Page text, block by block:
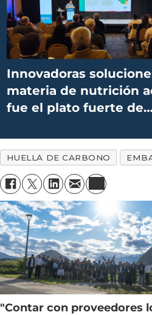
Innovadoras
materia de nutrición
fue el plato fuerte de
HUELLA DE CARBONO
"Contar con proveedores